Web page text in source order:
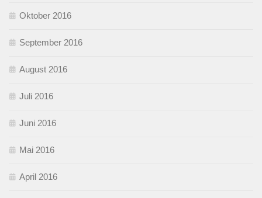
Oktober 2016
September 2016
August 2016
Juli 2016
Juni 2016
Mai 2016
April 2016